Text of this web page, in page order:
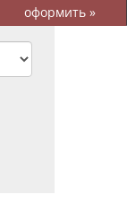
оформить »